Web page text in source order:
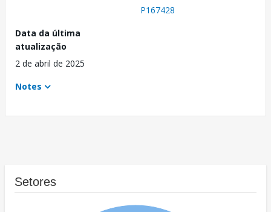
P167428
Data da última
atualização
2 de abril de 2025
Notes
Setores